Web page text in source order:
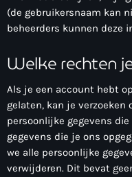
(de gebruikersnaam kan
beheerders kunnen deze
Welke rechten
Als je een account hebt
gelaten, kan je
persoonlijke gegevens
gegevens die je ons
we alle persoonlijke
verwijderen. Dit bevat